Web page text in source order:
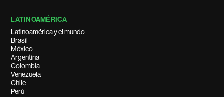
LATINOAMÉRICA
Latinoamérica y el mundo
Brasil
México
Argentina
Colombia
Venezuela
Chile
Perú